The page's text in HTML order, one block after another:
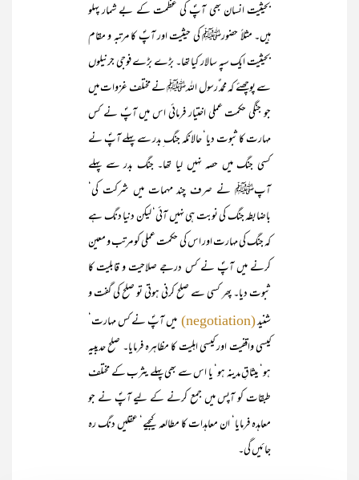
بحیثیت انسان بھی آپؐ کی عظمت کے بے شمار پہلو
ہیں۔ مثلاً حضورﷺ کی حیثیت اور آپؐ کا مرتبہ و مقام
بحیثیت ایک سپہ سالار کیا تھا۔ بڑے بڑے فوجی جرنیلوں
سے پوچھئے کہ محمد ٌرسول اللہﷺ نے مختلف غزوات میں
جو جنگی حکمت عملی اختیار فرمائی اس میں آپؐ نے کس
مہارت کا ثبوت دیا‘ حالانکہ جنگ ِبدر سے پہلے آپؐ نے
کسی جنگ میں حصہ نہیں لیا تھا۔ جنگ بدر سے پہلے
آپﷺ نے صرف چند مہمات میں شرکت کی‘
باضابطہ جنگ کی نوبت ہی نہیں آئی‘ لیکن دنیا دنگ ہے
کہ جنگ کی مہارت اور اس کی حکمت عملی کو مرتب و معین
کرنے میں آپؐ نے کس درجے صلاحیت و قابلیت کا
ثبوت دیا۔ پھر کسی سے صلح کرنی ہوتی تو صلح کی گفت و
شنید(negotiation)
میں آپؐ نے کس مہارت‘
کیسی واقفیت اور کیسی اہلیت کا مظاہرہ فرمایا۔ صلح حدیبیہ
ہو‘ میثاقِ مدینہ ہو‘ یا اس سے بھی پہلے یثرب کے مختلف
طبقات کو آپس میں جمع کرنے کے لیے آپؐ نے جو
معاہدہ فرمایا‘ ان معاہدات کا مطالعہ کیجیے‘ عقلیں دنگ رہ
جائیں گی۔